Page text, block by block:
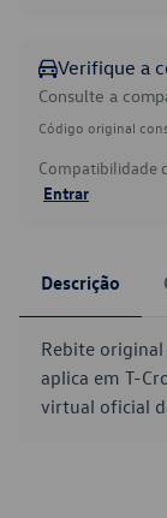
Verifique a
Consulte a
Código original
Compatibilidade
Entrar
Descrição
Rebite
aplica em T-
virtual oficial